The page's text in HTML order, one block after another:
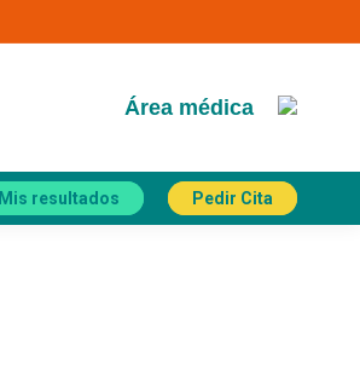
Área médica
Mis resultados Pedir Cita